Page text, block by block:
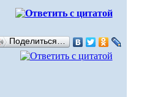
Поделиться…